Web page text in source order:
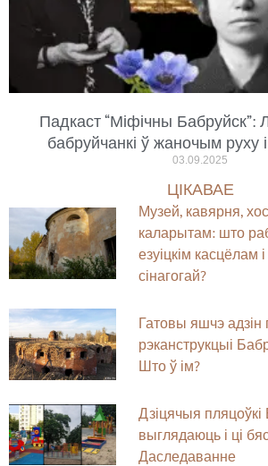
Падкаст “Міфічны Бабруйск”:
бабруйчанкі ў жаночым руху
03.09.2025
ЦІКАВАЕ
Музей, кавярня,
каларытам: што
езуіцкім касцёлам
сінагогай?
Гатовы яшчэ адзін
рэканструкцыі
Што ў ім?
Дзіцячыя
выглядаюць і ці
Даследаванне